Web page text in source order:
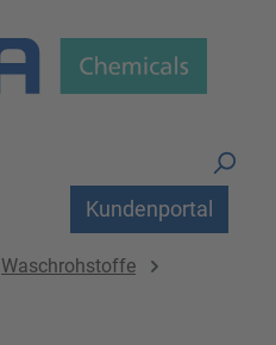
Kundenportal
Waschrohstoffe